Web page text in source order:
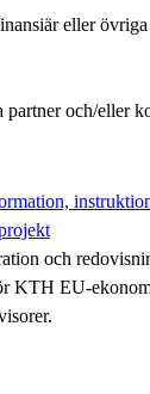
eller övriga
och/eller
och
KTH EU-